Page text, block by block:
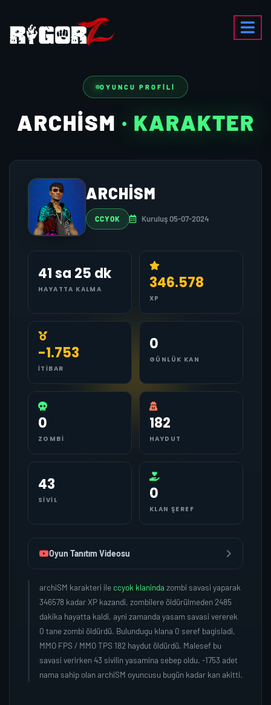
OYUNCU PROFILI
ARCHISM · KARAKTER
ARCHISM
CCYOK Kuruluş 05-07-2024
41 sa 25 dk
HAYATTA KALMA 346.578
XP
-1.753
İTIBAR
0
GÜNLÜK KAN
0
ZOMBI
182
HAYDUT
43
SIVIL 0
KLAN ŞEREF
Oyun Tanıtım Videosu
archiSM karakteri ileccyok klaninda zombi savasi yaparak
346578 kadar XP kazandi, zombilere öldürülmeden 2485
dakika hayatta kaldi, ayni zamanda yasam savasi vererek
0 tane zombi öldürdü. Bulundugu klana 0 seref bagisladi,
MMO FPS / MMO TPS 182 haydut öldürdü. Malesef bu
savasi verirken 43 sivilin yasamina sebep oldu. -1753 adet
nama sahip olan archiSM oyuncusu bugün kadar kan akitti.